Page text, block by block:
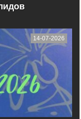
14-07-2026